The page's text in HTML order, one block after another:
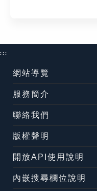
:::
網站導覽
服務簡介
聯絡我們
版權聲明
開放API使用說明
內嵌搜尋欄位說明